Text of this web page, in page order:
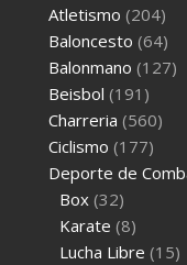
Atletismo (204)
Baloncesto (64)
Balonmano (127)
Beisbol (191)
Charreria (560)
Ciclismo (177)
Deporte de
Box (32)
Karate (8)
Lucha Libre (15)